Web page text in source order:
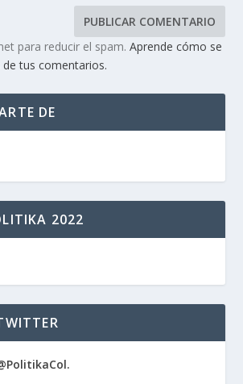
para reducir el spam.Aprende cómo se
tus comentarios.
DE
2022